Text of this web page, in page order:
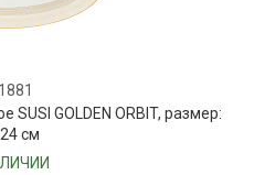
GOLDEN ORBIT, размер:
см